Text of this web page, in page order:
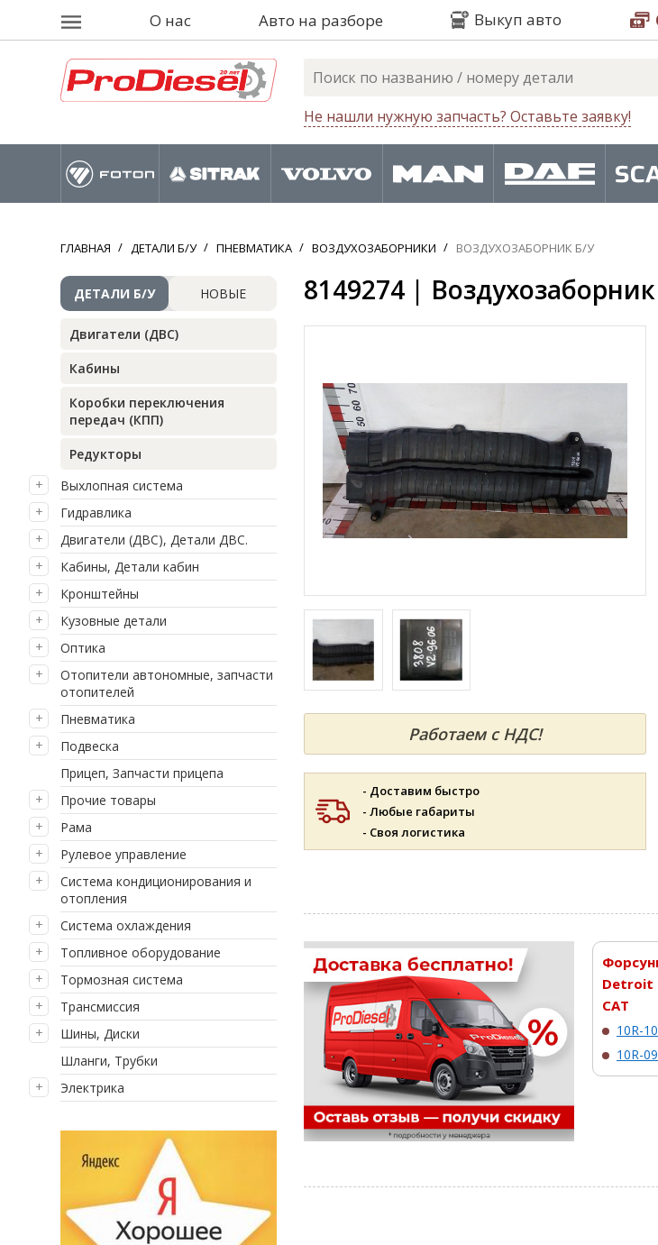
О нас Авто на разборе Выкуп авто
Не нашли нужную запчасть? Оставьте заявку!
ГЛАВНАЯ ДЕТАЛИ Б/У ПНЕВМАТИКА ВОЗДУХОЗАБОРНИКИ ВОЗДУХОЗАБОРНИК Б/У
ДЕТАЛИ Б/У НОВЫЕ
Двигатели (ДВС)
Кабины
Коробки переключения
передач (КПП)
Редукторы
Выхлопная система
Гидравлика
Двигатели (ДВС), Детали ДВС.
Кабины, Детали кабин
Кронштейны
Кузовные детали
Оптика
Отопители автономные, запчасти
отопителей
Пневматика
Подвеска
Прицеп, Запчасти прицепа
Прочие товары
Рама
Рулевое управление
Система кондиционирования и
отопления
Система охлаждения
Топливное оборудование
Тормозная система
Трансмиссия
Шины, Диски
Шланги, Трубки
Электрика
8149274 |
Работаем с НДС!
- Доставим быстро
- Любые габариты
- Своя логистика
Detroit
CAT
10R-
10R-